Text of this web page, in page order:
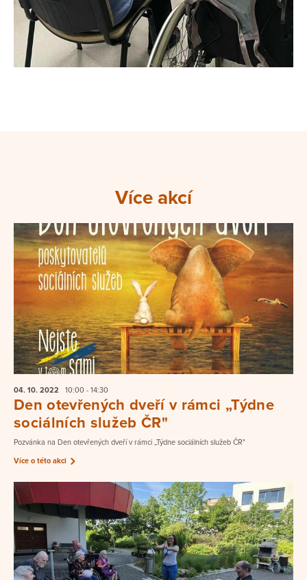
Více akcí
04. 10. 2022 10:00 - 14:30
Den otevřených dveří v rámci „Týdne
sociálních služeb ČR"
Pozvánka na Den otevřených dveří v rámci „Týdne sociálních služeb ČR"
Více o této akci